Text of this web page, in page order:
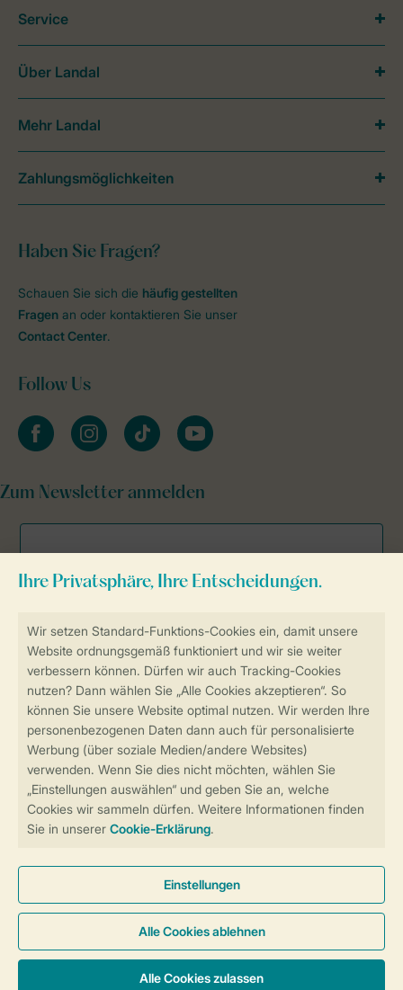
Sicherstellung Deiner Privatsphäre
Weitere Informationen und Einstellungen
Sicher und schnell zur Online-Buchung
Sichere Datenübertragung
Sicheres Bezahlen
Haben Sie Fragen?
Schauen Sie sich die häufig gestellten
Fragen an oder kontaktieren Sie unser
Contact Center.
Follow Us
facebookinstagramtiktok youtube
Zum Newsletter anmelden
Service
Über Landal
Mehr Landal
Zahlungsmöglichkeiten
Allgemeine Bedingungen Impressum
Cookies und Banner
Barrierefreiheit